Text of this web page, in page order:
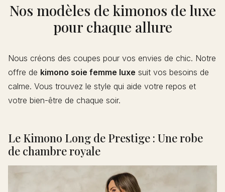
Nos modèles de kimonos de luxe
pour chaque allure
Nous créons des coupes pour vos envies de chic. Notre
offre de kimono soie femme luxe suit vos besoins de
calme. Vous trouvez le style qui aide votre repos et
votre bien-être de chaque soir.
Le Kimono Long de Prestige : Une robe
de chambre royale